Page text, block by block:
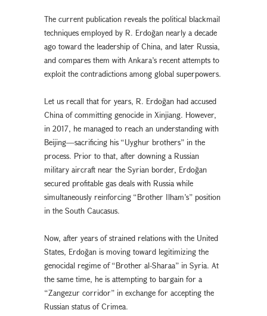
The current publication reveals the political blackmail
techniques employed by R. Erdoğan nearly a decade
ago toward the leadership of China, and later Russia,
and compares them with Ankara’s recent attempts to
exploit the contradictions among global superpowers.
Let us recall that for years, R. Erdoğan had accused
China of committing genocide in Xinjiang. However,
in 2017, he managed to reach an understanding with
Beijing—sacrificing his “Uyghur brothers” in the
process. Prior to that, after downing a Russian
military aircraft near the Syrian border, Erdoğan
secured profitable gas deals with Russia while
simultaneously reinforcing “Brother Ilham’s” position
in the South Caucasus.
Now, after years of strained relations with the United
States, Erdoğan is moving toward legitimizing the
genocidal regime of “Brother al-Sharaa” in Syria. At
the same time, he is attempting to bargain for a
“Zangezur corridor” in exchange for accepting the
Russian status of Crimea.